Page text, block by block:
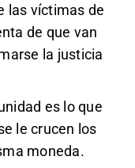
las víctimas de
de que van
la justicia
es lo que
le crucen los
moneda.